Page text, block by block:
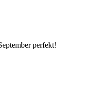
perfekt!